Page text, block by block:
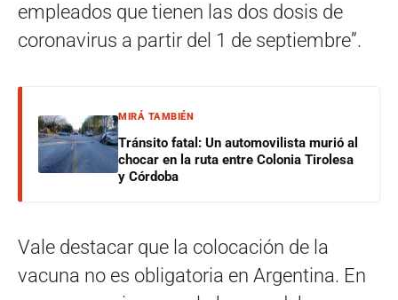
empleados que tienen las dos dosis de
coronavirus a partir del 1 de septiembre”.
MIRÁ TAMBIÉN
Tránsito fatal: Un automovilista murió al
chocar en la ruta entre Colonia Tirolesa
y Córdoba
Vale destacar que la colocación de la
vacuna no es obligatoria en Argentina. En